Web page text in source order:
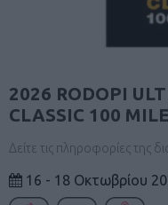
2026 RODOPI
CLASSIC 100
Δείτε τις πληροφορίες της
16 - 18 Οκτωβρίου